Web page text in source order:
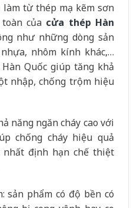
từ thép mạ kẽm sơn
của cửa thép Hàn
như những dòng sản
nhôm kính khác,…
Quốc giúp tăng khả
nhập, chống trộm hiệu
năng ngăn cháy cao với
chống cháy hiệu quả
định hạn chế thiệt
sản phẩm có độ bền có